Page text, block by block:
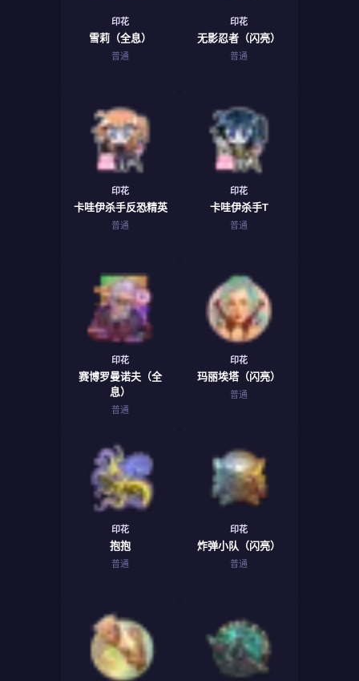
印花
雪莉（全息）
普通
印花
无影忍者（闪亮）
普通
印花
卡哇伊杀手反恐精英
普通
印花
卡哇伊杀手T
普通
印花
赛博罗曼诺夫（全
息）
普通
印花
玛丽埃塔（闪亮）
普通
印花
抱抱
普通
印花
炸弹小队（闪亮）
普通